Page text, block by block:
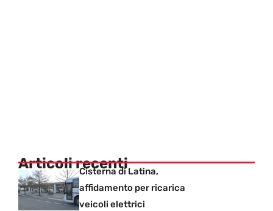
Articoli recenti
Cisterna di Latina,
affidamento per ricarica
veicoli elettrici